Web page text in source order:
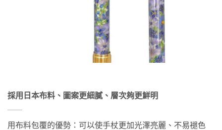
採用日本布料、圖案更細膩、層次夠更鮮明
用布料包覆的優勢：可以使手杖更加光澤亮麗、不易褪色